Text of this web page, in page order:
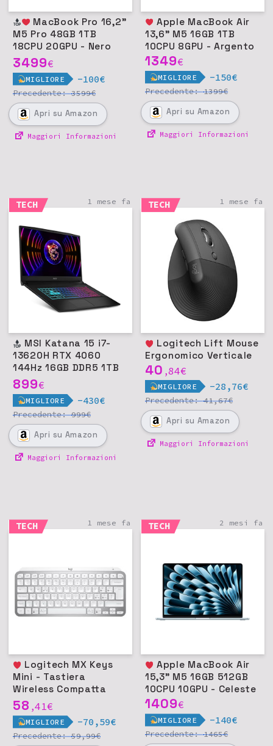
M5 Pro 48GB 1TB
18CPU 20GPU - Nero
siderale
3499€
MIGLIORE -100€
Precedente:3599€
Apri su Amazon
Maggiori Informazioni
Apple MacBook Air
13,6" M5 16GB 1TB
10CPU 8GPU - Argento
1349€
MIGLIORE -150€
Precedente:1399€
Apri su Amazon
Maggiori Informazioni
TECH 1 mese fa
13620H RTX 4060
144Hz 16GB DDR5 1TB
SSD Win11 - Nero
899€
MIGLIORE -430€
Precedente:999€
Apri su Amazon
Maggiori Informazioni
TECH 1 mese fa
Ergonomico Verticale
40 ,84€
MIGLIORE -28,76€
Precedente:41,67€
Apri su Amazon
Maggiori Informazioni
TECH 1 mese fa
Mini - Tastiera
Wireless Compatta
Retroilluminata in
Metallo - Grigio chiaro
58 ,41€
MIGLIORE -70,59€
Precedente:59,99€
TECH 2 mesi fa
Apple MacBook Air
15,3" M5 16GB 512GB
10CPU 10GPU - Celeste
1409€
MIGLIORE -140€
Precedente:1465€